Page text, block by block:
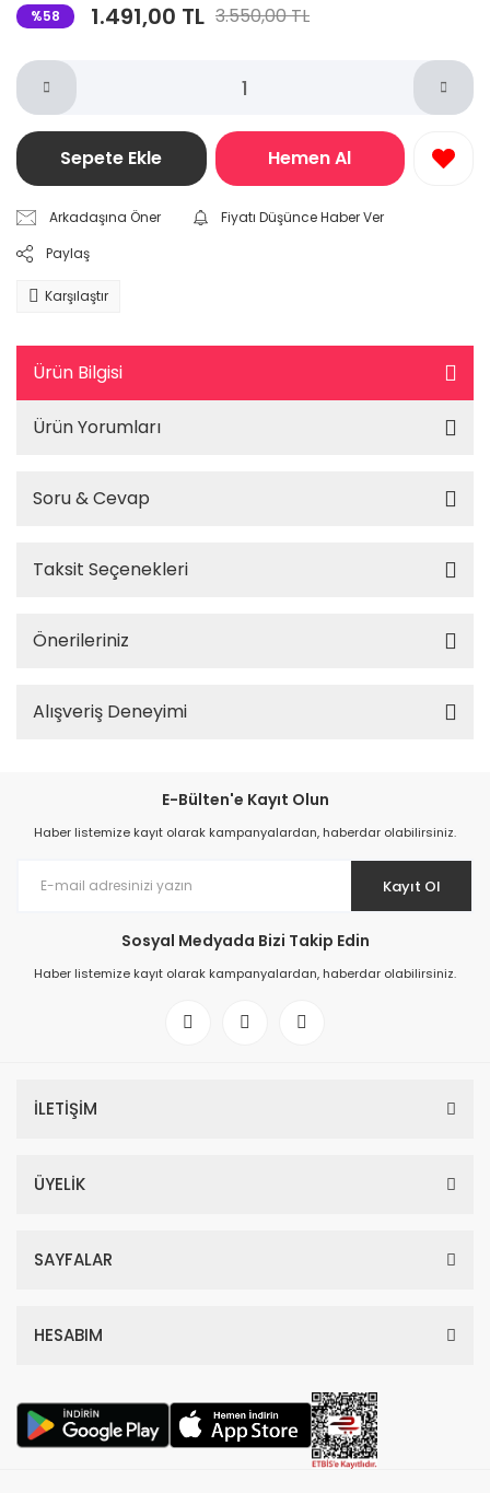
%58 1.491,00 TL 3.550,00 TL
Sepete Ekle Hemen Al
Arkadaşına Öner
Fiyatı Düşünce Haber Ver
Paylaş
Karşılaştır
Ürün Bilgisi
Ürün Yorumları
Soru & Cevap
Taksit Seçenekleri
Önerileriniz
Alışveriş Deneyimi
E-Bülten'e Kayıt Olun
Haber listemize kayıt olarak kampanyalardan, haberdar olabilirsiniz.
Kayıt Ol
Sosyal Medyada Bizi Takip Edin
Haber listemize kayıt olarak kampanyalardan, haberdar olabilirsiniz.
İLETİŞİM
ÜYELİK
SAYFALAR
HESABIM